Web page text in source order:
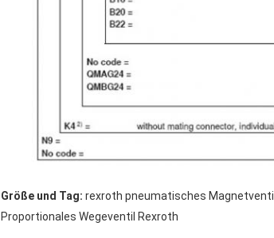
Größe und Tag: rexroth pneumatisches Magnetventil
Proportionales Wegeventil Rexroth